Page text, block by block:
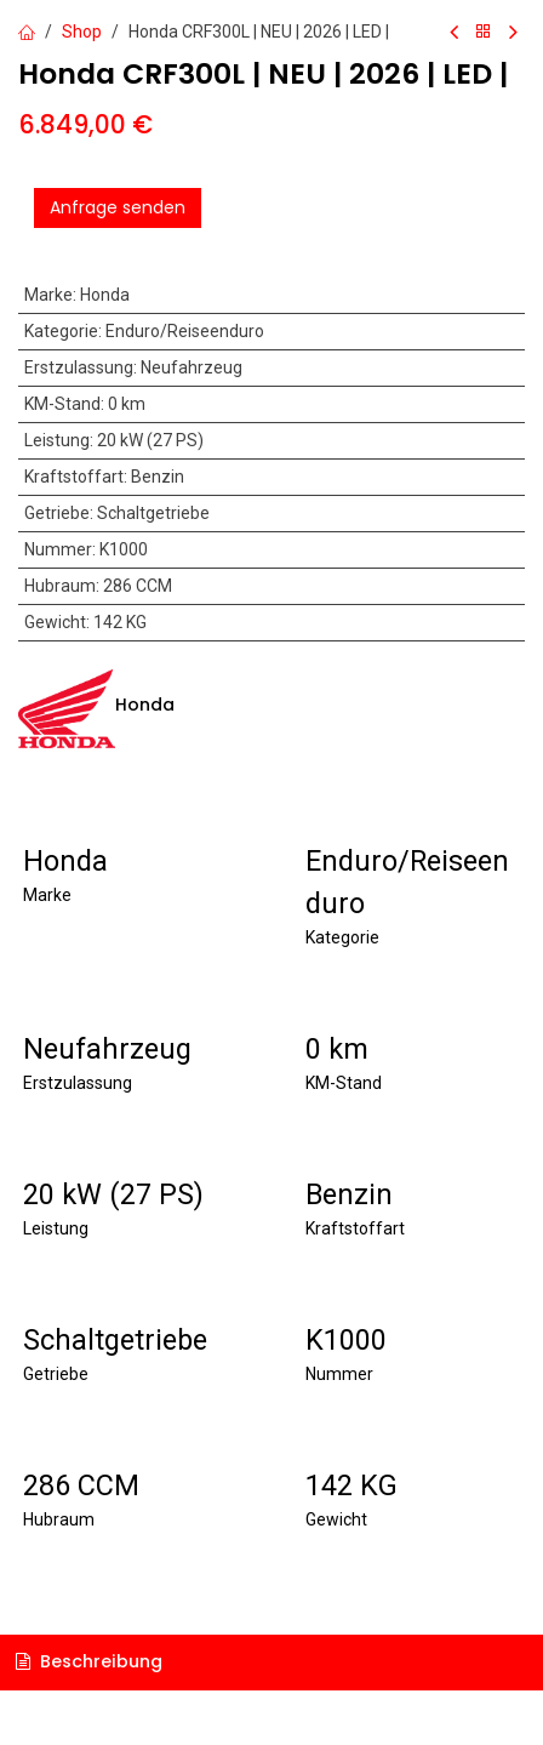
Shop Honda CRF300L | NEU | 2026 | LED |
Honda CRF300L | NEU | 2026 | LED |
6.849,00 €
Anfrage senden
Marke: Honda
Kategorie: Enduro/Reiseenduro
Erstzulassung: Neufahrzeug
KM-Stand: 0 km
Leistung: 20 kW (27 PS)
Kraftstoffart: Benzin
Getriebe: Schaltgetriebe
Nummer: K1000
Hubraum: 286 CCM
Gewicht: 142 KG
Honda
Honda
Marke
Enduro/Reiseen
duro
Kategorie
Neufahrzeug
Erstzulassung
0 km
KM-Stand
20 kW (27 PS)
Leistung
Benzin
Kraftstoffart
Schaltgetriebe
Getriebe
K1000
Nummer
286 CCM
Hubraum
142 KG
Gewicht
Beschreibung